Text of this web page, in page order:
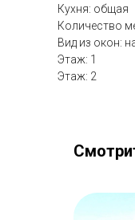
Кухня: общая
Количество
Вид из окон:
Этаж: 1
Этаж: 2